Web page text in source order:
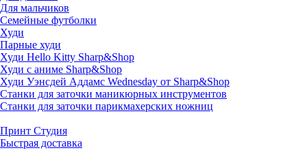
Для мальчиков
Семейные футболки
Худи
Парные худи
Худи Hello Kitty Sharp&Shop
Худи с аниме Sharp&Shop
Худи Уэнсдей Аддамс Wednesday от Sharp&Shop
Станки для заточки маникюрных инструментов
Станки для заточки парикмахерских ножниц
Принт Студия
Быстрая доставка